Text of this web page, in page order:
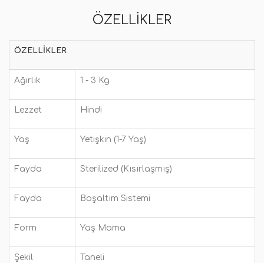
ÖZELLIKLER
ÖZELLIKLER
Ağırlık 1 - 3 Kg
Lezzet Hindi
Yaş Yetişkin (1-7 Yaş)
Fayda Sterilized (Kısırlaşmış)
Fayda Boşaltım Sistemi
Form Yaş Mama
Şekil Taneli